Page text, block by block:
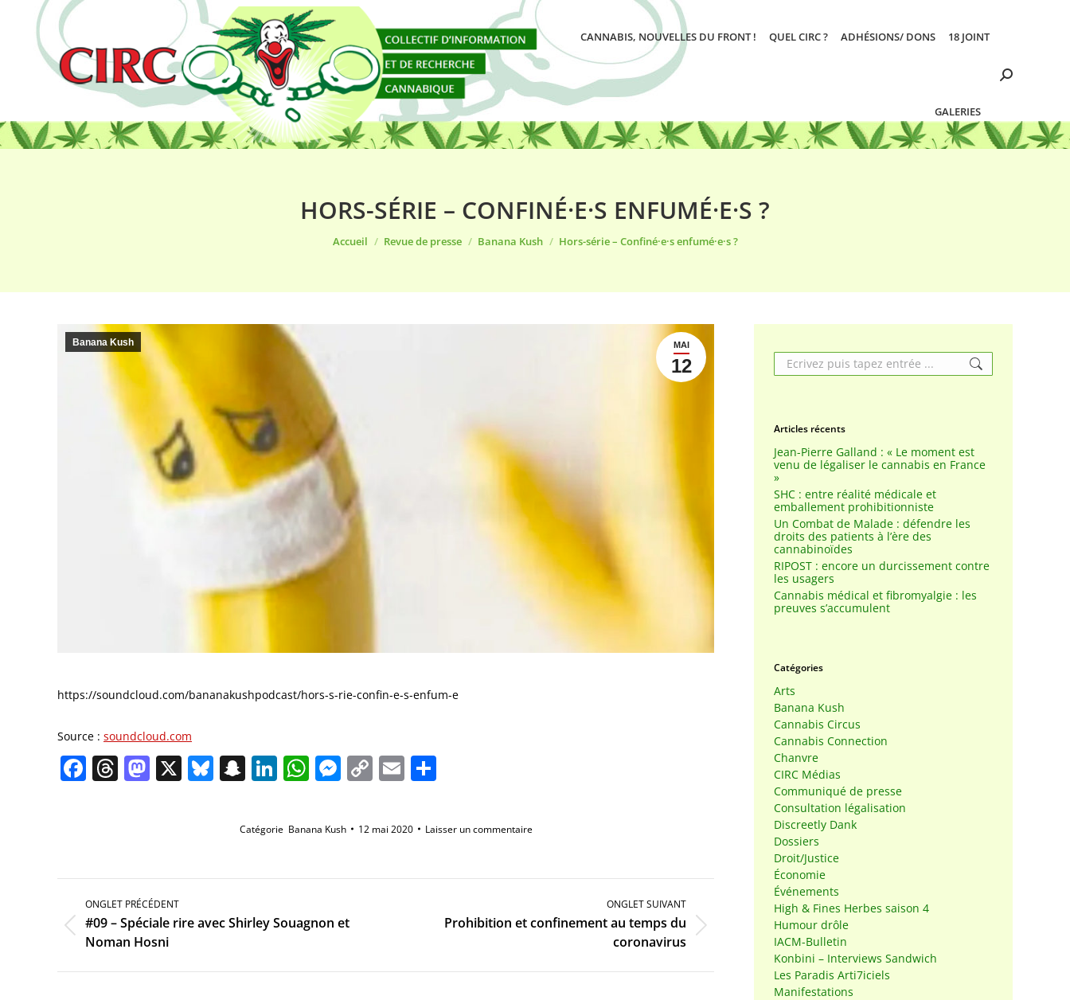
CANNABIS, NOUVELLES DU FRONT ! QUEL CIRC ? ADHÉSIONS/ DONS 18 JOINT
GALERIES
Search:
HORS-SÉRIE – CONFINÉ·E·S ENFUMÉ·E·S ?
Accueil Revue de presse Banana Kush Hors-série – Confiné·e·s enfumé·e·s ?
MAI
12
Banana Kush
https://soundcloud.com/bananakushpodcast/hors-s-rie-confin-e-s-enfum-e
Source : soundcloud.com
Facebook
Threads
Mastodon
X Bluesky
Snapchat
LinkedIn
WhatsApp
Messenger
Copy
Link
Email
Catégorie Banana Kush 12 mai 2020 Laisser un commentaire
Navigation
commentaire
ONGLET PRÉCÉDENT
Onglet
précédent
#09 – Spéciale rire avec Shirley Souagnon et
Noman Hosni
ONGLET SUIVANT
Prohibition et confinement au temps du
coronavirus
Search:
Articles récents
Jean-Pierre Galland : « Le moment est
venu de légaliser le cannabis en France
»
SHC : entre réalité médicale et
emballement prohibitionniste
Un Combat de Malade : défendre les
droits des patients à l’ère des
cannabinoïdes
RIPOST : encore un durcissement contre
les usagers
Cannabis médical et fibromyalgie : les
preuves s’accumulent
Catégories
Arts
Banana Kush
Cannabis Circus
Cannabis Connection
Chanvre
CIRC Médias
Communiqué de presse
Consultation légalisation
Discreetly Dank
Dossiers
Droit/Justice
Économie
Événements
High & Fines Herbes saison 4
Humour drôle
IACM-Bulletin
Konbini – Interviews Sandwich
Les Paradis Arti7iciels
Manifestations